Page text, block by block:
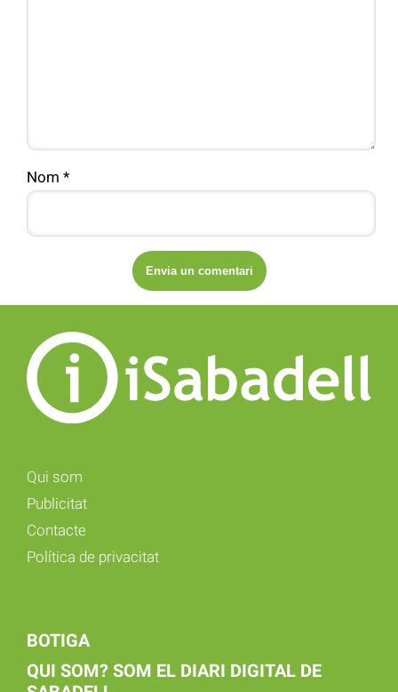
Nom *
Qui som
Publicitat
Contacte
Política de privacitat
BOTIGA
QUI SOM? SOM EL DIARI DIGITAL DE